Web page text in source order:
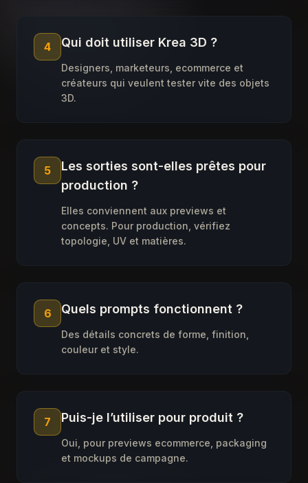
4 Qui doit utiliser Krea 3D ?
Designers, marketeurs, ecommerce et
créateurs qui veulent tester vite des objets
3D.
5
Les sorties sont-elles prêtes pour
production ?
Elles conviennent aux previews et
concepts. Pour production, vérifiez
topologie, UV et matières.
6 Quels prompts fonctionnent ?
Des détails concrets de forme, finition,
couleur et style.
7 Puis-je l’utiliser pour produit ?
Oui, pour previews ecommerce, packaging
et mockups de campagne.